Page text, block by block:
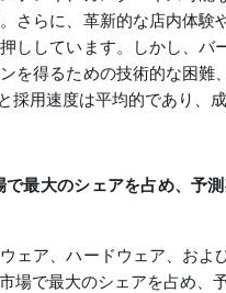
さらに、革新的な店内体験
ししています。しかし、バ
を得るための技術的な困難
用速度は平均的であり、
最大のシェアを占め、予測
ェア、ハードウェア、およ
で最大のシェアを占め、